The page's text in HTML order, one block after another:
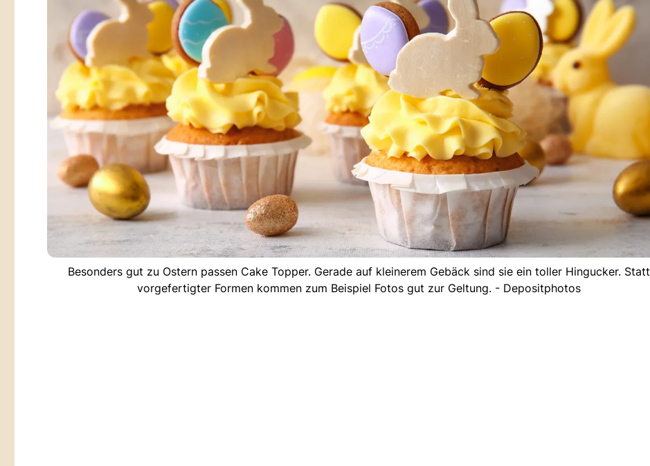
Besonders gut zu Ostern passen Cake Topper. Gerade auf kleinerem Gebäck sind sie ein toller Hingucker. Statt
vorgefertigter Formen kommen zum Beispiel Fotos gut zur Geltung. - Depositphotos